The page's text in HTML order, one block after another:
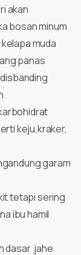
akan
bosan minum
muda
panas
keju,kraker,
garam
tetapi sering
ibu hamil
dasar jahe